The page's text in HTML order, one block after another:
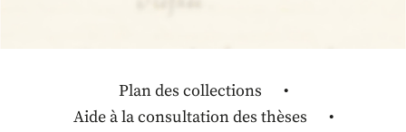
Plan des collections
Aide à la consultation des thèses